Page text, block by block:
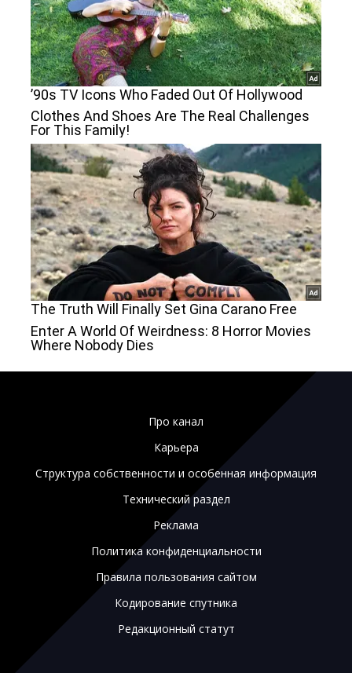
Про канал
Карьера
Структура собственности и особенная информация
Технический раздел
Реклама
Политика конфиденциальности
Правила пользования сайтом
Кодирование спутника
Редакционный статут